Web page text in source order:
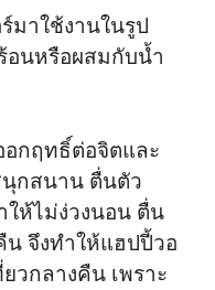
มาใช้งานในรูป
อนหรือผสมกับน้ำ
อกฤทธิ์ต่อจิตและ
นุกสนาน ตื่นตัว
ห้ไม่ง่วงนอน ตื่น
จึงทำให้แฮปปี้วอ
วกลางคืน เพราะ